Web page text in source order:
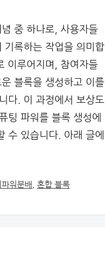
중 하나로, 사용자들
기록하는 작업을 의미합
이루어지며, 참여자들
블록을 생성하고 이를
다. 이 과정에서 보상도
팅 파워를 블록 생성에
수 있습니다. 아래 글에
워분배 ,혼합 블록